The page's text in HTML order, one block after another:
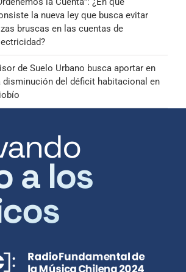
la nueva ley que busca evitar
bruscas en las cuentas de
de Suelo Urbano busca aportar en
disminución del déficit habitacional en
a los